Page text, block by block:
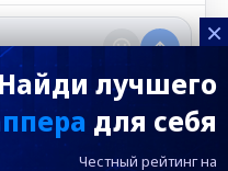
×
лучшего
для себя
Честный рейтинг на